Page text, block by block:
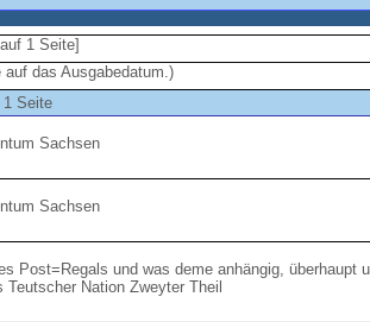
1 Seite]
das Ausgabedatum.)
Seite
Sachsen
Sachsen
Post=Regals und was deme anhängig, überhaupt
Nation Zweyter Theil